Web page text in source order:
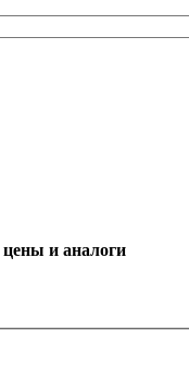
цены и аналоги